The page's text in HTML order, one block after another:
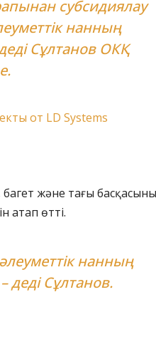
субсидиялау
нанның
Сұлтанов ОКҚ
от LD Systems
багет және тағы
атап өтті.
нанның
деді Сұлтанов.